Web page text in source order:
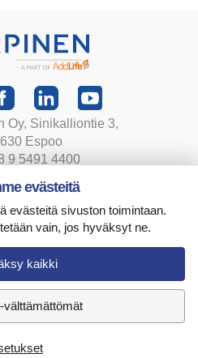
Oy, Sinikalliontie 3,
Espoo
9 5491 4400
evästeitä
evästeitä sivuston toimintaan.
vain, jos hyväksyt ne.
kaikki
välttämättömät